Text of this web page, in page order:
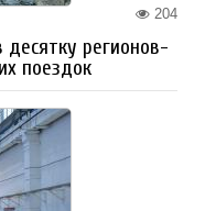
204
десятку регионов-
поездок